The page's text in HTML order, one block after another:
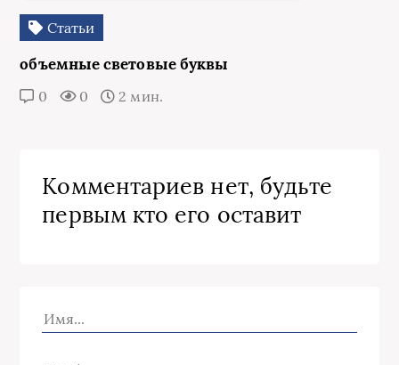
Статьи
объемные световые буквы
0 0 2 мин.
Комментариев нет, будьте
первым кто его оставит